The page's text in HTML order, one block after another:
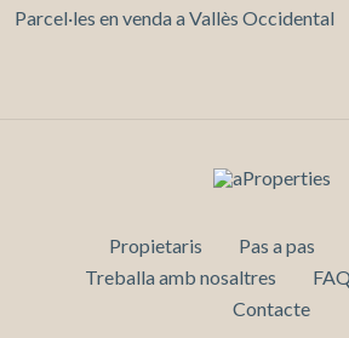
Parcel·les en venda a Vallès Occidental
Propietaris Pas a pas
Treballa amb nosaltres
FAQ
Contacte